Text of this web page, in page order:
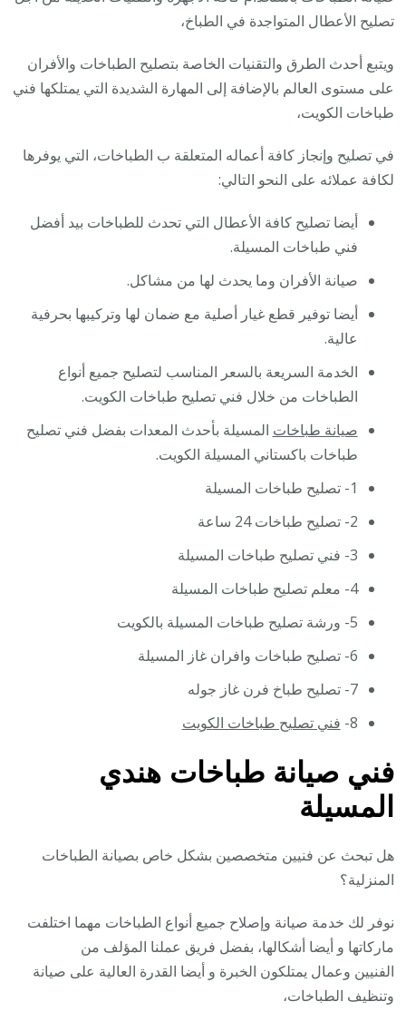
تصليح الأعطال المتواجدة في الطباخ،
ويتبع أحدث الطرق والتقنيات الخاصة بتصليح الطباخات والأفران
على مستوى العالم بالإضافة إلى المهارة الشديدة التي يمتلكها فني
طباخات الكويت،
في تصليح وإنجاز كافة أعماله المتعلقة ب الطباخات، التي يوفرها
لكافة عملائه على النحو التالي:
أيضا تصليح كافة الأعطال التي تحدث للطباخات بيد أفضل
فني طباخات المسيلة.
صيانة الأفران وما يحدث لها من مشاكل.
أيضا توفير قطع غيار أصلية مع ضمان لها وتركيبها بحرفية
عالية.
الخدمة السريعة بالسعر المناسب لتصليح جميع أنواع
الطباخات من خلال فني تصليح طباخات الكويت.
صيانة طباخات المسيلة بأحدث المعدات بفضل فني تصليح
طباخات باكستاني المسيلة الكويت.
1- تصليح طباخات المسيلة
2- تصليح طباخات 24 ساعة
3- فني تصليح طباخات المسيلة
4- معلم تصليح طباخات المسيلة
5- ورشة تصليح طباخات المسيلة بالكويت
6- تصليح طباخات وافران غاز المسيلة
7- تصليح طباخ فرن غاز جوله
8- فني تصليح طباخات الكويت
فني صيانة طباخات هندي
المسيلة
هل تبحث عن فنيين متخصصين بشكل خاص بصيانة الطباخات
المنزلية؟
نوفر لك خدمة صيانة وإصلاح جميع أنواع الطباخات مهما اختلفت
ماركاتها و أيضا أشكالها، بفضل فريق عملنا المؤلف من
الفنيين وعمال يمتلكون الخبرة و أيضا القدرة العالية على صيانة
وتنظيف الطباخات،